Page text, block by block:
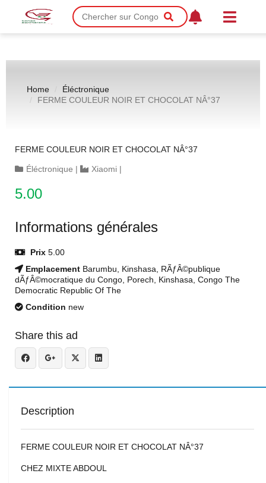
Home
Éléctronique
FERME COULEUR NOIR ET CHOCOLAT NÂ°37
FERME COULEUR NOIR ET CHOCOLAT NÂ°37
Éléctronique | Xiaomi |
5.00
Informations générales
Prix 5.00
Emplacement Barumbu, Kinshasa, RÃƒÂ©publique
dÃƒÂ©mocratique du Congo, Porech, Kinshasa, Congo The
Democratic Republic Of The
Condition new
Share this ad
Description
FERME COULEUR NOIR ET CHOCOLAT NÂ°37
CHEZ MIXTE ABDOUL